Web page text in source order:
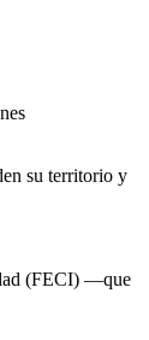
su territorio y
(FECI) —que